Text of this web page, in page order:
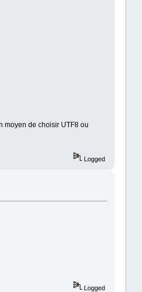
moyen de choisir UTF8 ou
Logged
Logged